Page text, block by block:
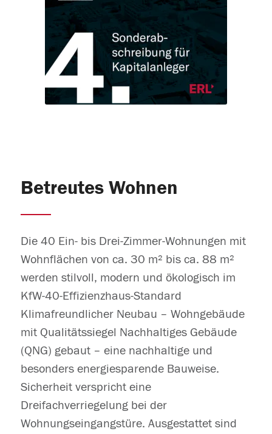
Betreutes Wohnen
Die 40 Ein- bis Drei-Zimmer-Wohnungen mit
Wohnflächen von ca. 30 m² bis ca. 88 m²
werden stilvoll, modern und ökologisch im
KfW-40-Effizienzhaus-Standard
Klimafreundlicher Neubau – Wohngebäude
mit Qualitätssiegel Nachhaltiges Gebäude
(QNG) gebaut – eine nachhaltige und
besonders energiesparende Bauweise.
Sicherheit verspricht eine
Dreifachverriegelung bei der
Wohnungseingangstüre. Ausgestattet sind